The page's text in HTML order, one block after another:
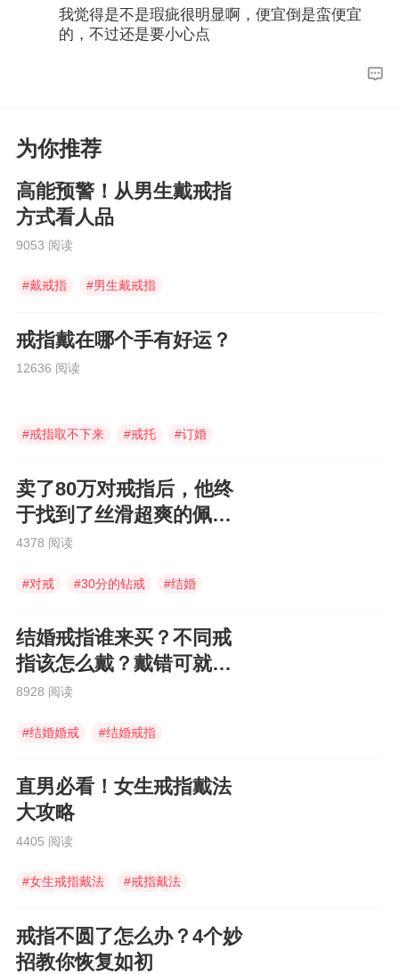
我觉得是不是瑕疵很明显啊，便宜倒是蛮便宜
的，不过还是要小心点
为你推荐
高能预警！从男生戴戒指
方式看人品
9053 阅读
#戴戒指 #男生戴戒指
戒指戴在哪个手有好运？
12636 阅读
#戒指取不下来 #戒托 #订婚
卖了80万对戒指后，他终
于找到了丝滑超爽的佩戴
感受
4378 阅读
#对戒 #30分的钻戒 #结婚
结婚戒指谁来买？不同戒
指该怎么戴？戴错可就糗
大了！
8928 阅读
#结婚婚戒 #结婚戒指
直男必看！女生戒指戴法
大攻略
4405 阅读
#女生戒指戴法 #戒指戴法
戒指不圆了怎么办？4个妙
招教你恢复如初